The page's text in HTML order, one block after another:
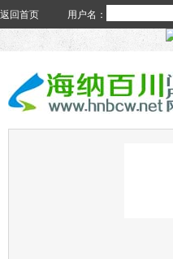
返回首页 用户名：